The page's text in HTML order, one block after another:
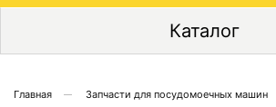
Каталог
Главная Запчасти для посудомоечных машин